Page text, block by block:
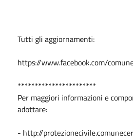
Tutti gli aggiornamenti:
https://www.facebook.com/
***********************
Per maggiori informazioni e
adottare:
- http://